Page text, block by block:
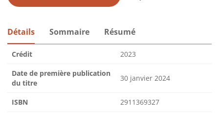
Détails Sommaire Résumé
Crédit 2023
Date de première publication
du titre
30 janvier 2024
ISBN 2911369327